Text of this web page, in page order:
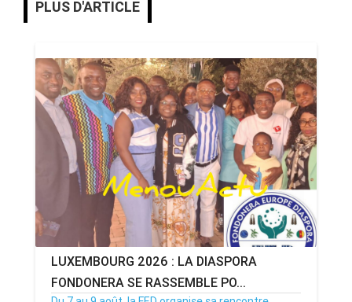
PLUS D'ARTICLE
LUXEMBOURG 2026 : LA DIASPORA
FONDONERA SE RASSEMBLE PO...